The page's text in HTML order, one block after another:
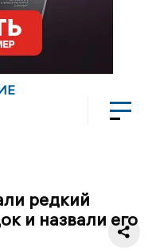
редкий
и назвали его